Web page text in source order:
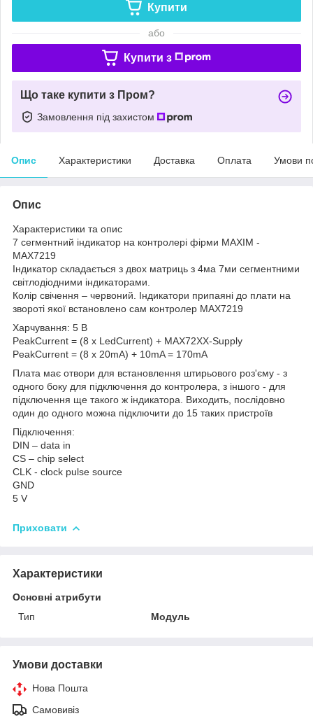
Купити
або
Купити з
Що таке купити з Пром?
Замовлення під захистом
Опис Характеристики Доставка Оплата Умови
Опис
Характеристики та опис
7 сегментний індикатор на контролері фірми MAXIM -
MAX7219
Індикатор складається з двох матриць з 4ма 7ми сегментними
світлодіодними індикаторами.
Колір свічення – червоний. Індикатори припаяні до плати на
звороті якої встановлено сам контролер MAX7219
Харчування: 5 В
PeakCurrent = (8 x LedCurrent) + MAX72XX-Supply
PeakCurrent = (8 x 20mA) + 10mA = 170mA
Плата має отвори для встановлення штирьового роз'єму - з
одного боку для підключення до контролера, з іншого - для
підключення ще такого ж індикатора. Виходить, послідовно
один до одного можна підключити до 15 таких пристроїв
Підключення:
DIN – data in
CS – chip select
CLK - clock pulse source
GND
5 V
Приховати
Характеристики
Основні атрибути
Тип
Модуль
Умови доставки
Нова Пошта
Самовивіз